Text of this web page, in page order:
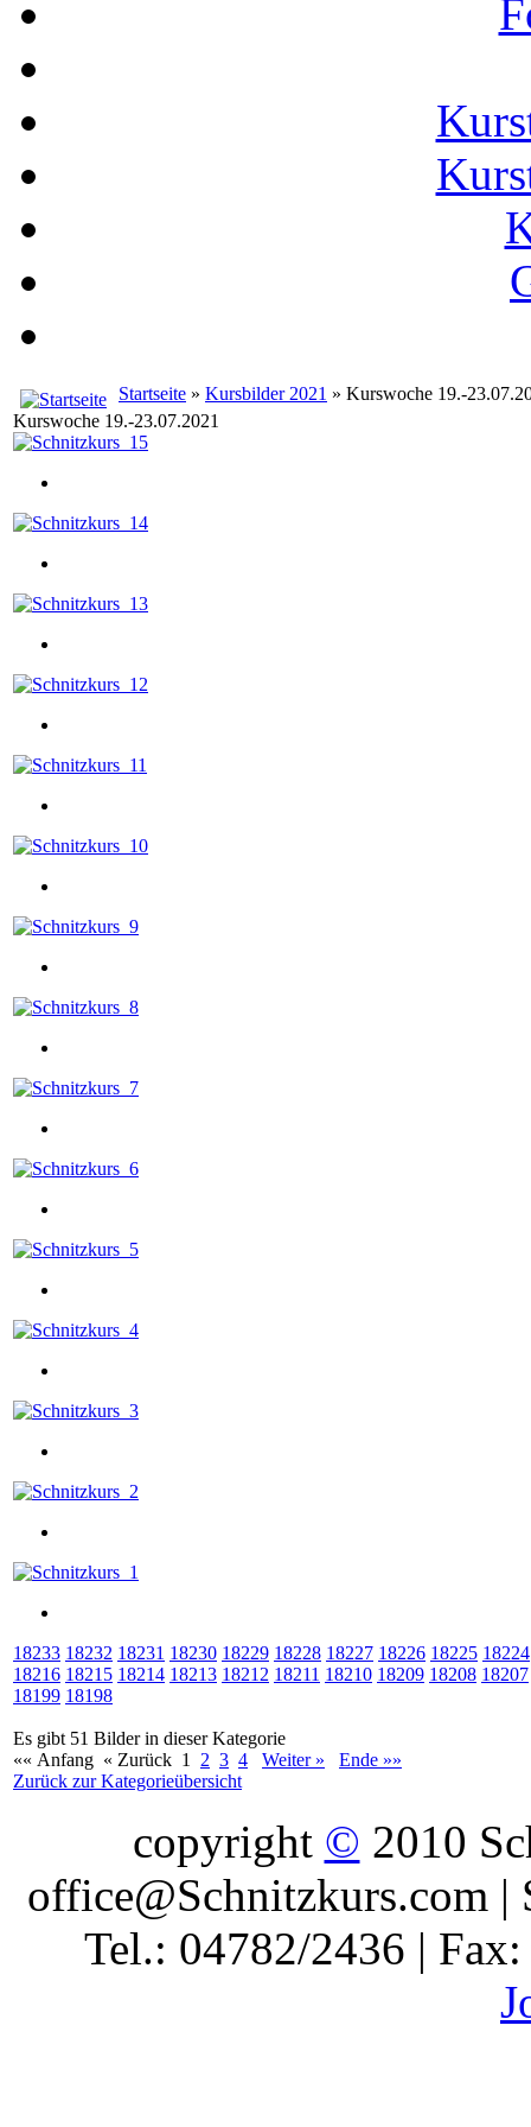
Startseite » Kursbilder 2021 » Kurswoche 19.-
Kurswoche 19.-23.07.2021
18233 18232 18231 18230 18229 18228 18227 18226 18225 18224
18216 18215 18214 18213 18212 18211 18210 18209 18208 18207
18199 18198
Es gibt 51 Bilder in dieser Kategorie
«« Anfang « Zurück 1 2 3 4 Weiter »
Ende »»
Zurück zur Kategorieübersicht
copyright © 2010
office@Schnitzkurs.com |
Tel.: 04782/2436 |